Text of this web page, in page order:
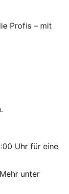
Profis – mit
Uhr für eine
unter